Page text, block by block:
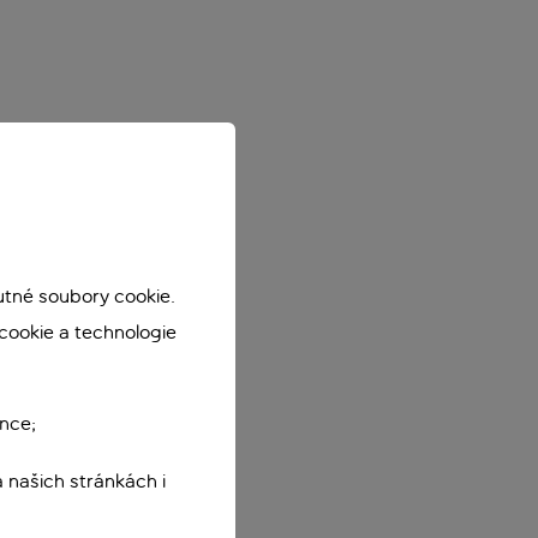
soubory cookie.
a technologie
našich stránkách i